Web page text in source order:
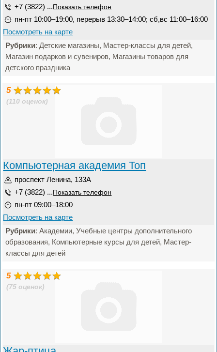
+7 (3822) ... Показать телефон
пн-пт 10:00–19:00, перерыв 13:30–14:00; сб,вс 11:00–16:00
Посмотреть на карте
Рубрики: Детские магазины, Мастер-классы для детей,
Магазин подарков и сувениров, Магазины товаров для
детского праздника
5
(110 оценок)
Компьютерная академия Toп
проспект Ленина, 133А
+7 (3822) ... Показать телефон
пн-пт 09:00–18:00
Посмотреть на карте
Рубрики: Академии, Учебные центры дополнительного
образования, Компьютерные курсы для детей, Мастер-
классы для детей
5
(75 оценок)